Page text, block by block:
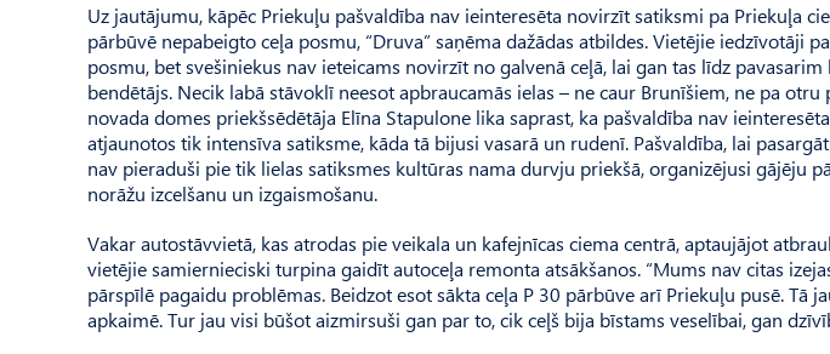
Uz jautājumu, kāpēc Priekuļu pašvaldība nav ieinteresēta novirzīt satiksmi pa Priekuļa
pārbūvē nepabeigto ceļa posmu, “Druva” saņēma dažādas atbildes. Vietējie iedzīvotāji
posmu, bet svešiniekus nav ieteicams novirzīt no galvenā ceļā, lai gan tas līdz
bendētājs. Necik labā stāvoklī neesot apbraucamās ielas – ne caur Brunīšiem, ne pa
novada domes priekšsēdētāja Elīna Stapulone lika saprast, ka pašvaldība nav
atjaunotos tik intensīva satiksme, kāda tā bijusi vasarā un rudenī. Pašvaldība, lai
nav pieraduši pie tik lielas satiksmes kultūras nama durvju priekšā, organizējusi gājēju
norāžu izcelšanu un izgaismošanu.
Vakar autostāvvietā, kas atrodas pie veikala un kafejnīcas ciema centrā, aptaujājot
vietējie samiernieciski turpina gaidīt autoceļa remonta atsākšanos. “Mums nav citas
pārspīlē pagaidu problēmas. Beidzot esot sākta ceļa P 30 pārbūve arī Priekuļu pusē. Tā
apkaimē. Tur jau visi būšot aizmirsuši gan par to, cik ceļš bija bīstams veselībai, gan